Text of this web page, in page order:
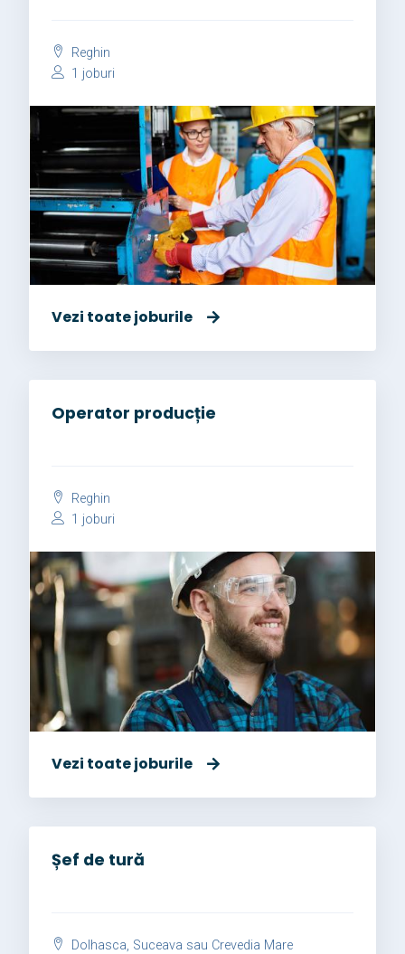
Reghin
1 joburi
Vezi toate joburile
Operator producție
Reghin
1 joburi
Vezi toate joburile
Șef de tură
Dolhasca, Suceava sau Crevedia Mare